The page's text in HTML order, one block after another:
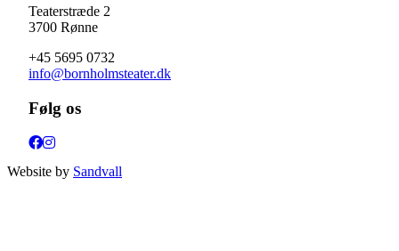
Teaterstræde 2
3700 Rønne
+45 5695 0732
info@bornholmsteater.dk
Følg os
Website by Sandvall